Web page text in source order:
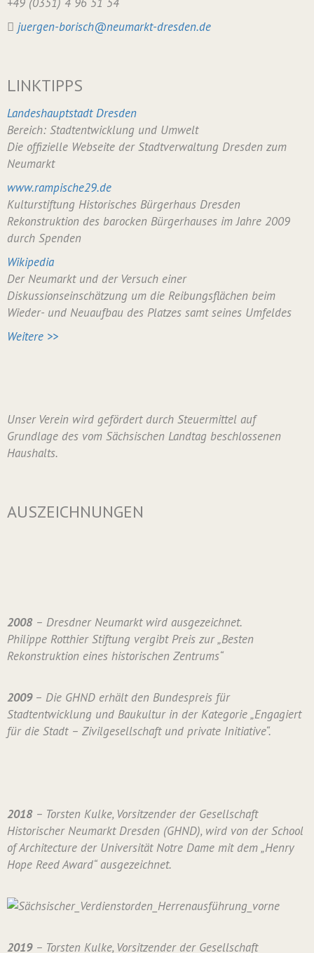
juergen-borisch@neumarkt-dresden.de
LINKTIPPS
Landeshauptstadt Dresden
Bereich: Stadtentwicklung und Umwelt
Die offizielle Webseite der Stadtverwaltung Dresden zum
Neumarkt
www.rampische29.de
Kulturstiftung Historisches Bürgerhaus Dresden
Rekonstruktion des barocken Bürgerhauses im Jahre 2009
durch Spenden
Wikipedia
Der Neumarkt und der Versuch einer
Diskussionseinschätzung um die Reibungsflächen beim
Wieder- und Neuaufbau des Platzes samt seines Umfeldes
Weitere >>
Unser Verein wird gefördert durch Steuermittel auf
Grundlage des vom Sächsischen Landtag beschlossenen
Haushalts.
AUSZEICHNUNGEN
2008– Dresdner Neumarkt wird ausgezeichnet.
Philippe Rotthier Stiftung vergibt Preis zur „Besten
Rekonstruktion eines historischen Zentrums“
2009 – Die GHND erhält den Bundespreis für
Stadtentwicklung und Baukultur in der Kategorie „Engagiert
für die Stadt – Zivilgesellschaft und private Initiative“.
2018– Torsten Kulke, Vorsitzender der Gesellschaft
Historischer Neumarkt Dresden (GHND), wird von der School
of Architecture der Universität Notre Dame mit dem „Henry
Hope Reed Award“ ausgezeichnet.
2019– Torsten Kulke, Vorsitzender der Gesellschaft